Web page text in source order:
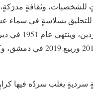
للشخصيات، وثقافةٍ
للتحليق بسلاسةٍ في
الزمني
لختام مصائر أبطاله،
يغلب سردُه فيها